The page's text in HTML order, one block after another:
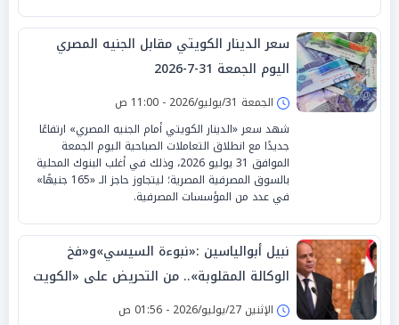
سعر الدينار الكويتي مقابل الجنيه المصري
اليوم الجمعة 31-7-2026
الجمعة 31/يوليو/2026 - 11:00 ص
شهد سعر «الدينار الكويتي أمام الجنيه المصري» ارتفاعًا
جديدًا مع انطلاق التعاملات الصباحية اليوم الجمعة
الموافق 31 يوليو 2026، وذلك في أغلب البنوك المحلية
بالسوق المصرفية المصرية؛ ليتجاوز حاجز الـ «165 جنيهًا»
في عدد من المؤسسات المصرفية.
نبيل أبوالياسين :«نبوءة السيسي»و«فخ
الوكالة المقلوبة».. من التحريض على «الكويت
و البحرين» إلى«فطام السيادة»
الإثنين 27/يوليو/2026 - 01:56 ص